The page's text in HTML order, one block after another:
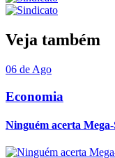
Veja também
06 de Ago
Economia
Ninguém acerta